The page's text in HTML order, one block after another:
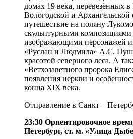
домах 19 века, перевезённых
Вологодской и
путешествие на поляну
скульптурными композициями
изображающими персонажей
«Руслан и Людмила» А.С.
красотой северного леса. А
«Ветхозаветного пророка
появления церкви и
конца XIX века.
Отправление в Санкт –
23:30 Ориентировочное
Петербург, ст. м. «Улица